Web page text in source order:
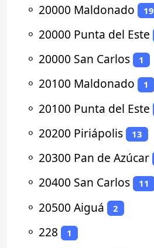
⚬ 20000 Maldonado 19
⚬ 20000 Punta del Este
⚬ 20000 San Carlos 1
⚬ 20100 Maldonado 1
⚬ 20100 Punta del Este
⚬ 20200 Piriápolis 13
⚬ 20300 Pan de Azúcar
⚬ 20400 San Carlos 11
⚬ 20500 Aiguá 2
⚬ 228 1